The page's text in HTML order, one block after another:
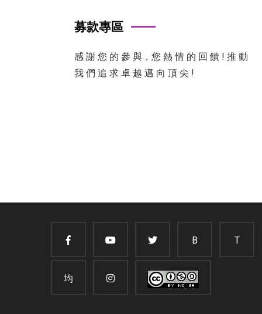
募款專區
感 謝 您 的 參 與，您 熱 情 的 回 饋 ! 推 動
我 們 追 求 卓 越 邁 向 頂 尖 !
B T
均